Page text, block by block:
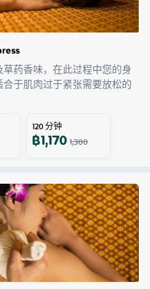
药香味，在此过程中您的身
于肌肉过于紧张需要放松的
120分钟
฿1,1701,300